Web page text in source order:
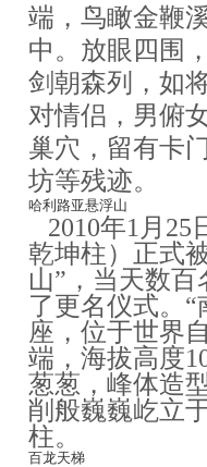
端，鸟瞰金鞭
中。放眼四围
剑朝森列，如
对情侣，男俯
巢穴，留有卡
坊等残迹。
哈利路亚悬浮山
2010年1月25
乾坤柱）正式
山”，当天数
了更名仪式。
座，位于世界
端，海拔高度
葱葱，峰体造
削般巍巍屹立
柱。
百龙天梯